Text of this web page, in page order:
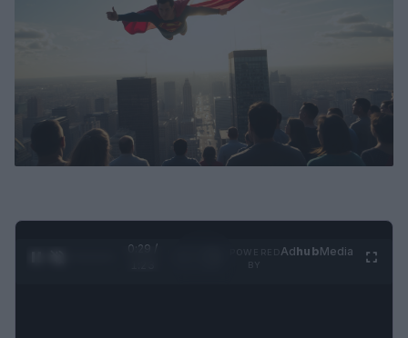
0:30 /
AdhubMedia